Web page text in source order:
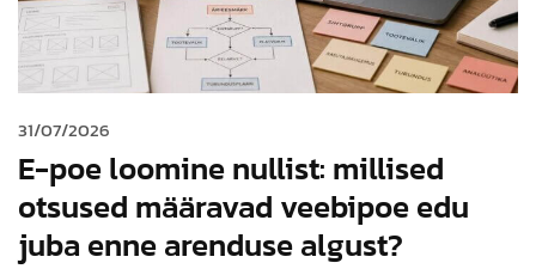
31/07/2026
E-poe loomine nullist: millised
otsused määravad veebipoe edu
juba enne arenduse algust?